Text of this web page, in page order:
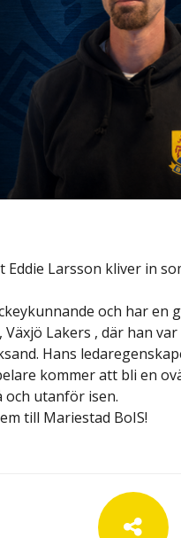
Eddie Larsson kliver in
och har en
Lakers , där han
Hans
kommer att bli en
utanför isen.
till Mariestad BoIS!